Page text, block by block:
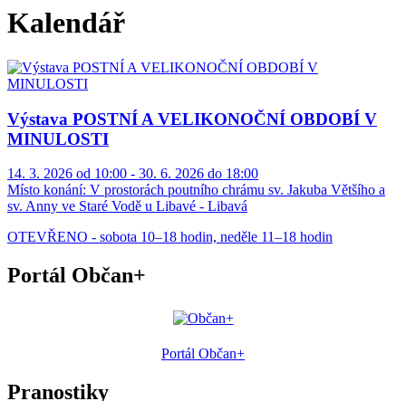
Kalendář
Výstava POSTNÍ A VELIKONOČNÍ OBDOBÍ V
MINULOSTI
14. 3. 2026 od 10:00 - 30. 6. 2026 do 18:00
Místo konání: V prostorách poutního chrámu sv. Jakuba Většího a
sv. Anny ve Staré Vodě u Libavé - Libavá
OTEVŘENO - sobota 10–18 hodin, neděle 11–18 hodin
Portál Občan+
Portál Občan+
Pranostiky